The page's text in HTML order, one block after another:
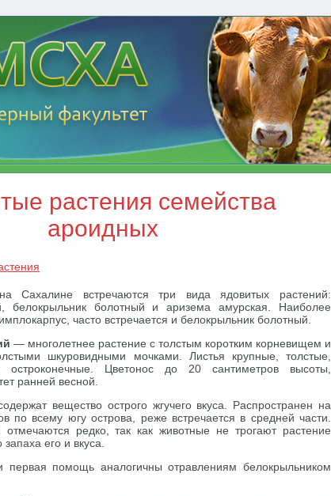
растения семейства
ароидных
Сахалине встречаются три вида ядовитых растений:
белокрыльник болотный и аризема амурская. Наиболее
часто встречается и белокрыльник болотный.
— многолетнее растение с толстым коротким корневищем и
шкуровидными мочками. Листья крупные, толстые,
остроконечные. Цветонос до 20 сантиметров высоты,
ранней весной.
вещество острого жгучего вкуса. Распространен на
по всему югу острова, реже встречается в средней части.
редко, так как животные не трогают растение
его и вкуса.
первая помощь аналогичны отравлениям белокрыльником